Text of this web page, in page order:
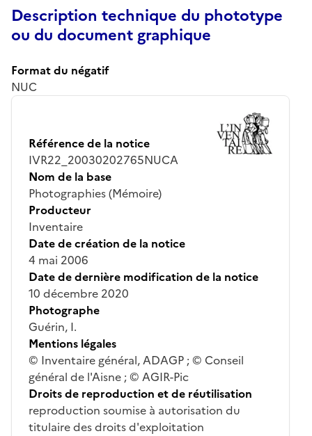
Description technique du phototype
ou du document graphique
Format du négatif
NUC
Référence de la notice
IVR22_20030202765NUCA
Nom de la base
Photographies (Mémoire)
Producteur
Inventaire
Date de création de la notice
4 mai 2006
Date de dernière modification de la notice
10 décembre 2020
Photographe
Guérin, I.
Mentions légales
© Inventaire général, ADAGP ; © Conseil
général de l'Aisne ; © AGIR-Pic
Droits de reproduction et de réutilisation
reproduction soumise à autorisation du
titulaire des droits d'exploitation